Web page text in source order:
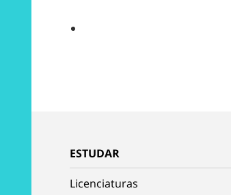
ESTUDAR
Licenciaturas